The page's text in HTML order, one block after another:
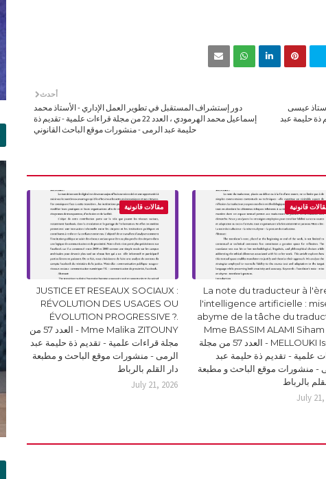
أحدث
دور إستشراف المستقبل في تطوير العمل الإداري - الأستاذ محمد
إسماعيل محمد الهرمودي ، العدد 22 من مجلة قراءات علمية - تقديم ذة
حليمة عبد الرمى - منشورات موقع الباحث القانوني
عيسى
- تقديم ذة حليمة عبد
قانونية
La note du traducteur à
l'intelligence artificielle :
abyme de la tâche du
Mme BASSIM ALAMI Siham
MELLOUKI Ismail - العدد 57 من مجلة
علمية - تقديم ذة حليمة عبد
- منشورات موقع الباحث و مطبعة
بالرباط
July 21,
مقالات قانونية
JUSTICE ET RESEAUX SOCIAUX :
RÉVOLUTION DES USAGES OU
ÉVOLUTION PROGRESSIVE ?.
Mme Malika ZITOUNY - العدد 57 من
مجلة قراءات علمية - تقديم ذة حليمة عبد
الرمى - منشورات موقع الباحث و مطبعة
دار القلم بالرباط
July 21, 2026